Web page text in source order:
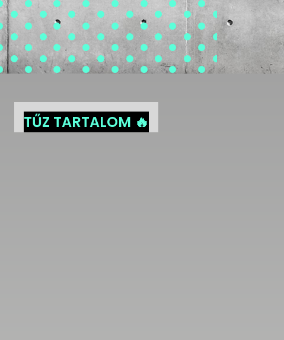
TŰZ TARTALOM 🔥